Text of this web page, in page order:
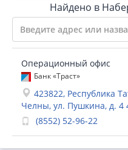
Найдено в
Операционный офис
Банк «Траст»
423822, Республика
Челны, ул. Пушкина, д. 4
(8552) 52-96-22